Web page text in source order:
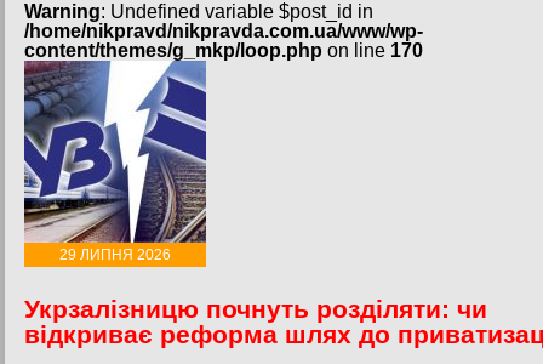
Warning: Undefined variable $post_id in
/home/nikpravd/nikpravda.com.ua/www/wp-
content/themes/g_mkp/loop.php on line 170
29 ЛИПНЯ 2026
Укрзалізницю почнуть розділяти: чи
відкриває реформа шлях до